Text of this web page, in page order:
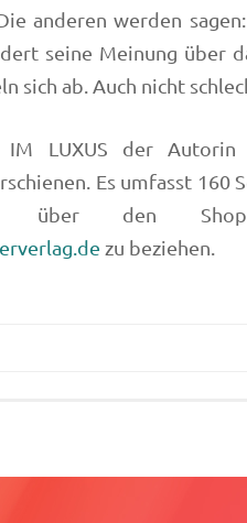
anderen werden
seine Meinung über
sich ab. Auch nicht
IM LUXUS der
Es umfasst 160
über den
zu beziehen.